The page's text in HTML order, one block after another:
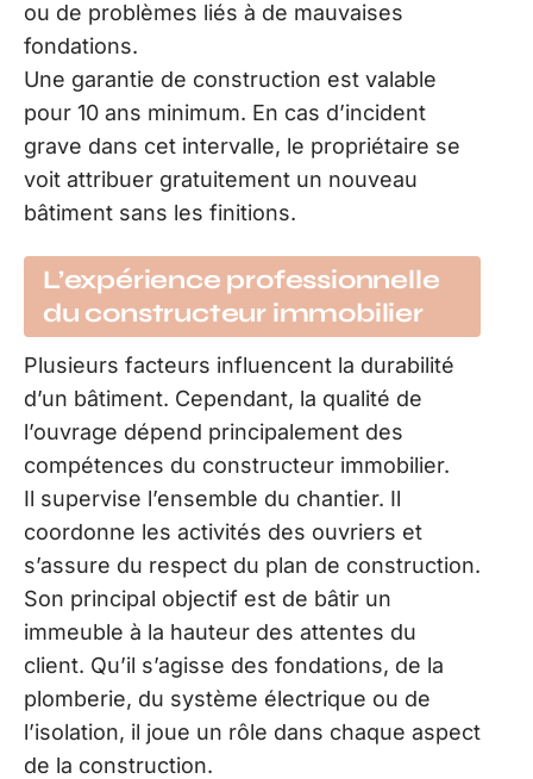
ou de problèmes liés à de mauvaises
fondations.
Une garantie de construction est valable
pour 10 ans minimum. En cas d’incident
grave dans cet intervalle, le propriétaire se
voit attribuer gratuitement un nouveau
bâtiment sans les finitions.
L’expérience professionnelle
du constructeur immobilier
Plusieurs facteurs influencent la durabilité
d’un bâtiment. Cependant, la qualité de
l’ouvrage dépend principalement des
compétences du constructeur immobilier.
Il supervise l’ensemble du chantier. Il
coordonne les activités des ouvriers et
s’assure du respect du plan de construction.
Son principal objectif est de bâtir un
immeuble à la hauteur des attentes du
client. Qu’il s’agisse des fondations, de la
plomberie, du système électrique ou de
l’isolation, il joue un rôle dans chaque aspect
de la construction.